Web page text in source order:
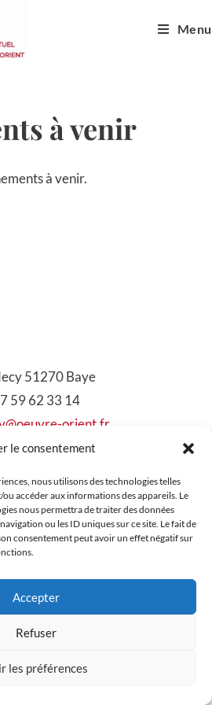
le consentement
nous utilisons des technologies telles
accéder aux informations des appareils. Le
nous permettra de traiter des données
ou les ID uniques sur ce site. Le fait de
consentement peut avoir un effet négatif sur
Accepter
Refuser
les préférences
Menu
à venir
à venir.
51270 Baye
59 62 33 14
orient.fr
Contacts